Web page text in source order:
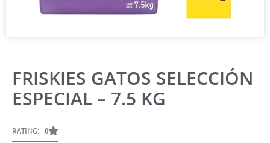
FRISKIES GATOS SELECCIÓN
ESPECIAL – 7.5 KG
RATING: 0